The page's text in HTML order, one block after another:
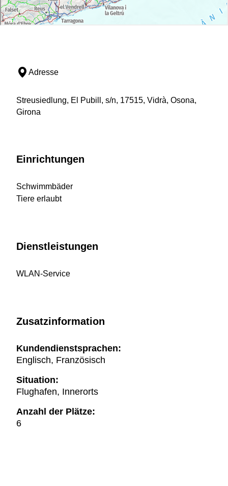
Adresse
Streusiedlung, El Pubill, s/n, 17515, Vidrà, Osona,
Girona
Einrichtungen
Schwimmbäder
Tiere erlaubt
Dienstleistungen
WLAN-Service
Zusatzinformation
Kundendienstsprachen:
Englisch, Französisch
Situation:
Flughafen, Innerorts
Anzahl der Plätze:
6